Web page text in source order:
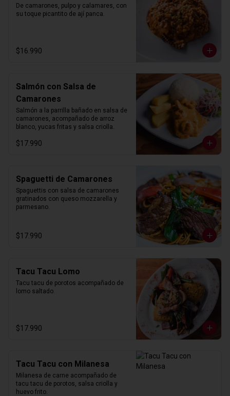
De camarones, pulpo y calamares, con
su toque picantito de ají panca.
$16.990
Salmón con Salsa de
Camarones
Salmón a la parrilla bañado en salsa de
camarones, acompañado de arroz
blanco, yucas fritas y salsa criolla.
$17.990
Spaguetti de Camarones
Spaguettis con salsa de camarones
gratinados con queso mozzarella y
parmesano.
$17.990
Tacu Tacu Lomo
Tacu tacu de porotos acompañado de
lomo saltado.
$17.990
Tacu Tacu con Milanesa
Milanesa de carne acompañado de
tacu tacu de porotos, salsa criolla y
huevo frito.